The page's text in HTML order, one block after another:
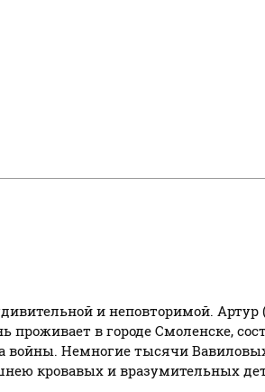
и неповторимой.
в городе Смоленске,
Немногие тысячи
кровавых и вразумительных